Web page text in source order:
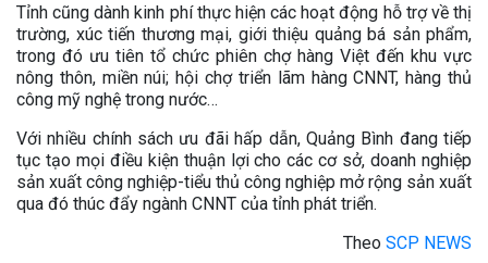
Tỉnh cũng dành kinh phí thực hiện các hoạt động hỗ trợ về thị
trường, xúc tiến thương mại, giới thiệu quảng bá sản phẩm,
trong đó ưu tiên tổ chức phiên chợ hàng Việt đến khu vực
nông thôn, miền núi; hội chợ triển lãm hàng CNNT, hàng thủ
công mỹ nghệ trong nước…
Với nhiều chính sách ưu đãi hấp dẫn, Quảng Bình đang tiếp
tục tạo mọi điều kiện thuận lợi cho các cơ sở, doanh nghiệp
sản xuất công nghiệp-tiểu thủ công nghiệp mở rộng sản xuất
qua đó thúc đẩy ngành CNNT của tỉnh phát triển.
Theo SCP NEWS